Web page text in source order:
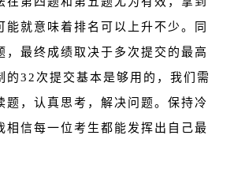
能就意味着排名可以上升不少。同
，最终成绩取决于多次提交的最高
的32次提交基本是够用的，我们需
题，认真思考，解决问题。保持冷
相信每一位考生都能发挥出自己最